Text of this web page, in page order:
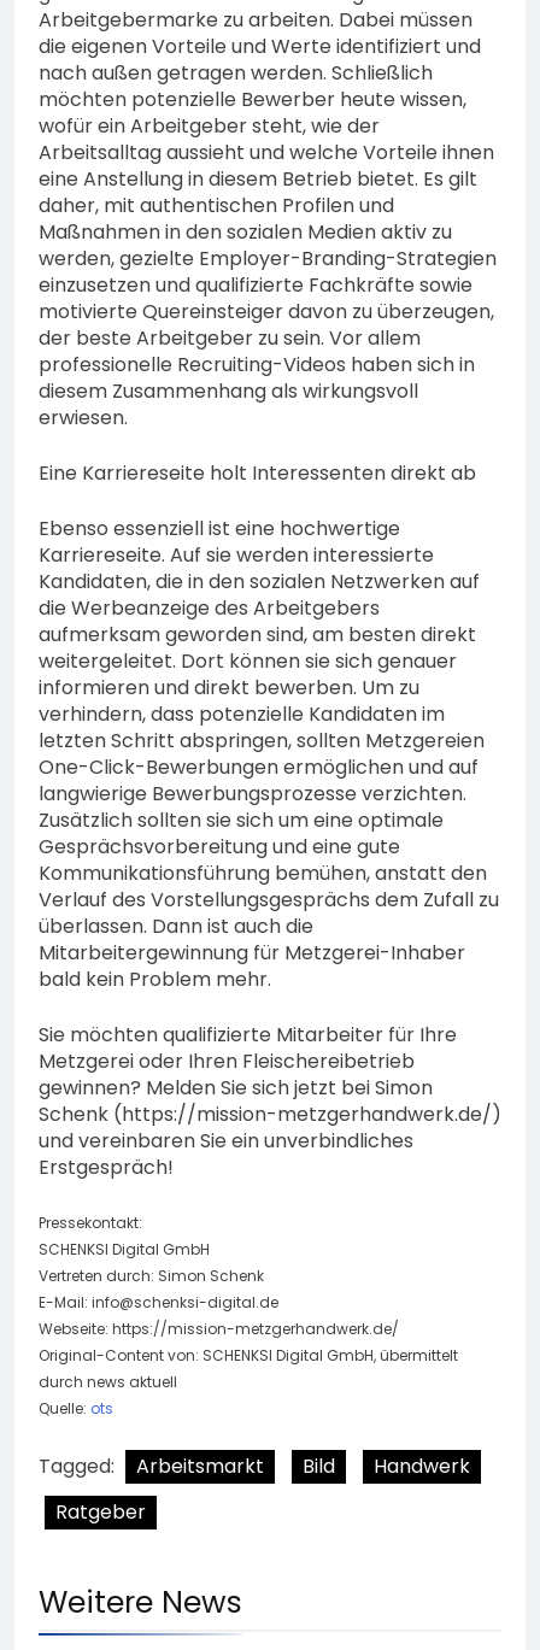
Arbeitgebermarke zu arbeiten. Dabei müssen
die eigenen Vorteile und Werte identifiziert und
nach außen getragen werden. Schließlich
möchten potenzielle Bewerber heute wissen,
wofür ein Arbeitgeber steht, wie der
Arbeitsalltag aussieht und welche Vorteile ihnen
eine Anstellung in diesem Betrieb bietet. Es gilt
daher, mit authentischen Profilen und
Maßnahmen in den sozialen Medien aktiv zu
werden, gezielte Employer-Branding-Strategien
einzusetzen und qualifizierte Fachkräfte sowie
motivierte Quereinsteiger davon zu überzeugen,
der beste Arbeitgeber zu sein. Vor allem
professionelle Recruiting-Videos haben sich in
diesem Zusammenhang als wirkungsvoll
erwiesen.
Eine Karriereseite holt Interessenten direkt ab
Ebenso essenziell ist eine hochwertige
Karriereseite. Auf sie werden interessierte
Kandidaten, die in den sozialen Netzwerken auf
die Werbeanzeige des Arbeitgebers
aufmerksam geworden sind, am besten direkt
weitergeleitet. Dort können sie sich genauer
informieren und direkt bewerben. Um zu
verhindern, dass potenzielle Kandidaten im
letzten Schritt abspringen, sollten Metzgereien
One-Click-Bewerbungen ermöglichen und auf
langwierige Bewerbungsprozesse verzichten.
Zusätzlich sollten sie sich um eine optimale
Gesprächsvorbereitung und eine gute
Kommunikationsführung bemühen, anstatt den
Verlauf des Vorstellungsgesprächs dem Zufall zu
überlassen. Dann ist auch die
Mitarbeitergewinnung für Metzgerei-Inhaber
bald kein Problem mehr.
Sie möchten qualifizierte Mitarbeiter für Ihre
Metzgerei oder Ihren Fleischereibetrieb
gewinnen? Melden Sie sich jetzt bei Simon
Schenk (https://mission-metzgerhandwerk.de/)
und vereinbaren Sie ein unverbindliches
Erstgespräch!
Pressekontakt:
SCHENKSI Digital GmbH
Vertreten durch: Simon Schenk
E-Mail: info@schenksi-digital.de
Webseite: https://mission-metzgerhandwerk.de/
Original-Content von: SCHENKSI Digital GmbH, übermittelt
durch news aktuell
Quelle: ots
Tagged: Arbeitsmarkt Bild
Handwerk
Ratgeber
Weitere News